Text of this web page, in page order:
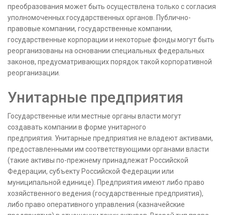
преобразования может быть осуществлена ​​только с согласия
уполномоченных государственных органов. Публично-
правовые компании, государственные компании,
государственные корпорации и некоторые фонды могут быть
реорганизованы на основании специальных федеральных
законов, предусматривающих порядок такой корпоративной
реорганизации.
Унитарные предприятия
Государственные или местные органы власти могут
создавать компании в форме унитарного
предприятия. Унитарные предприятия не владеют активами,
предоставленными им соответствующими органами власти
(такие активы по-прежнему принадлежат Российской
Федерации, субъекту Российской Федерации или
муниципальной единице). Предприятия имеют либо право
хозяйственного ведения (государственные предприятия),
либо право оперативного управления (казначейские